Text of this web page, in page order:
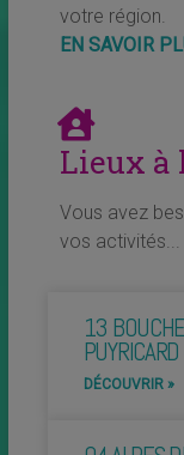
votre région.
EN SAVOIR
Lieux à
Vous avez
vos activités...
13
DÉCOUVRIR »